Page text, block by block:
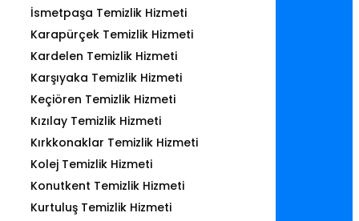
İsmetpaşa Temizlik Hizmeti
Karapürçek Temizlik Hizmeti
Kardelen Temizlik Hizmeti
Karşıyaka Temizlik Hizmeti
Keçiören Temizlik Hizmeti
Kızılay Temizlik Hizmeti
Kırkkonaklar Temizlik Hizmeti
Kolej Temizlik Hizmeti
Konutkent Temizlik Hizmeti
Kurtuluş Temizlik Hizmeti